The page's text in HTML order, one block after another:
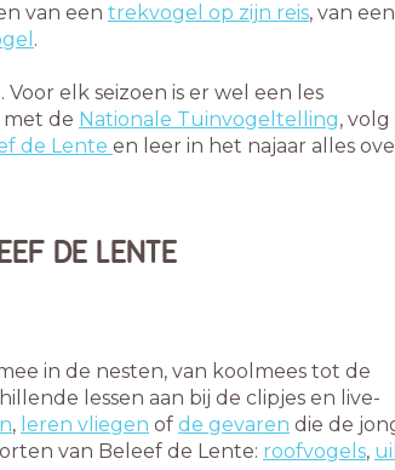
van een trekvogel op zijn reis, van een
.
elk seizoen is er wel een les
met de Nationale Tuinvogeltelling, volg
de Lente en leer in het najaar alles
DE LENTE
in de nesten, van koolmees tot de
lessen aan bij de clipjes en live-
, leren vliegen of de gevaren die de
van Beleef de Lente: roofvogels,